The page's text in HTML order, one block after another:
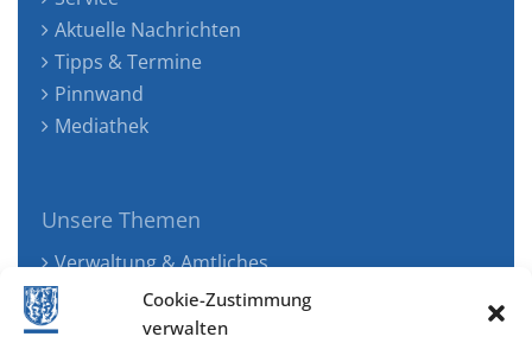
Cookie-Zustimmung
verwalten
Aktuelle Nachrichten
Tipps & Termine
Pinnwand
Mediathek
Unsere Themen
Verwaltung & Amtliches
Jugend, Familie & Gesundheit
Tourismus, Freizeit & Ökologie